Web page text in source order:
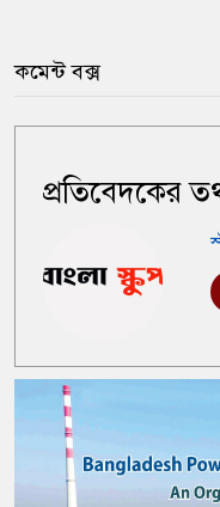
কমেন্ট বক্স
প্রতিবেদকের